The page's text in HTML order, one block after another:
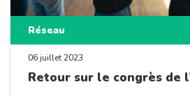
Réseau
06 juillet 2023
Retour sur le congrès de